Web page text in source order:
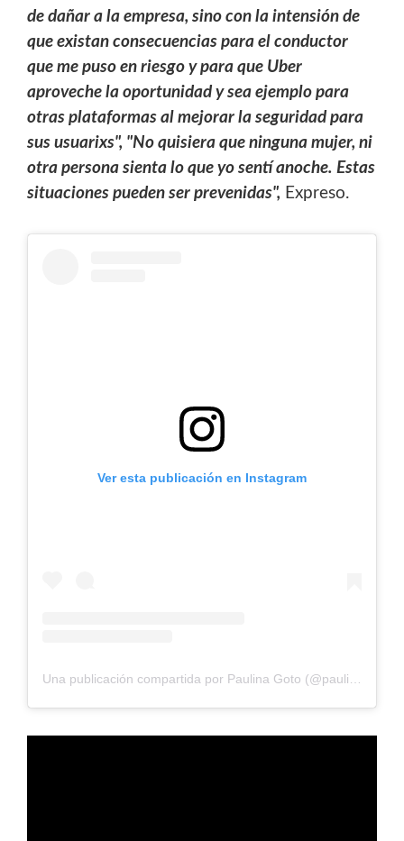
de dañar a la empresa, sino con la intensión de
que existan consecuencias para el conductor
que me puso en riesgo y para que Uber
aproveche la oportunidad y sea ejemplo para
otras plataformas al mejorar la seguridad para
sus usuarixs", "No quisiera que ninguna mujer, ni
otra persona sienta lo que yo sentí anoche. Estas
situaciones pueden ser prevenidas", Expreso.
Ver esta publicación en Instagram